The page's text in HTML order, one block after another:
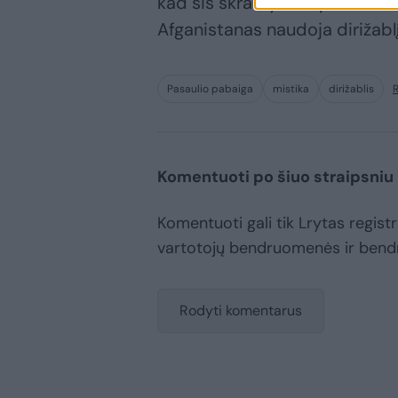
Afganistanas naudoja
Pasaulio pabaiga mistika dirižablis
Komentuoti po šiuo straipsniu
Komentuoti gali tik Lrytas
vartotojų bendruomenės ir
Rodyti komentarus